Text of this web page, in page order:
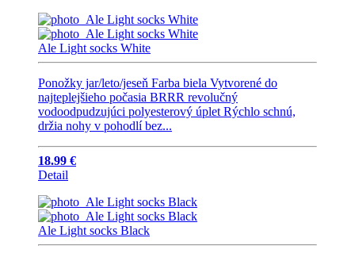
Ale Light socks White
Ponožky jar/leto/jeseň Farba biela Vytvorené do
najteplejšieho počasia BRRR revolučný
vodoodpudzujúci polyesterový úplet Rýchlo schnú,
držia nohy v pohodlí bez...
18.99 €
Detail
Ale Light socks Black